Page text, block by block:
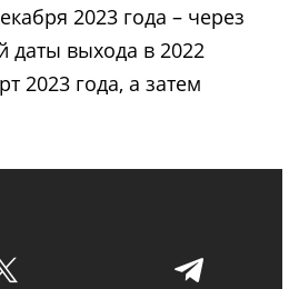
2023 года – через
даты выхода в 2022
2023 года, а затем